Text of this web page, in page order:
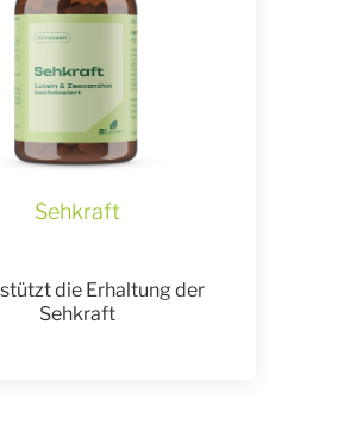
Sehkraft
die Erhaltung der
Sehkraft